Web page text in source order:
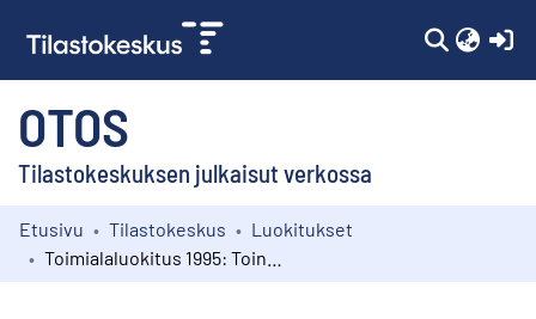
OTOS
Tilastokeskuksen julkaisut verkossa
Kokoelmat
Etusivu Tilastokeskus
Luokitukset